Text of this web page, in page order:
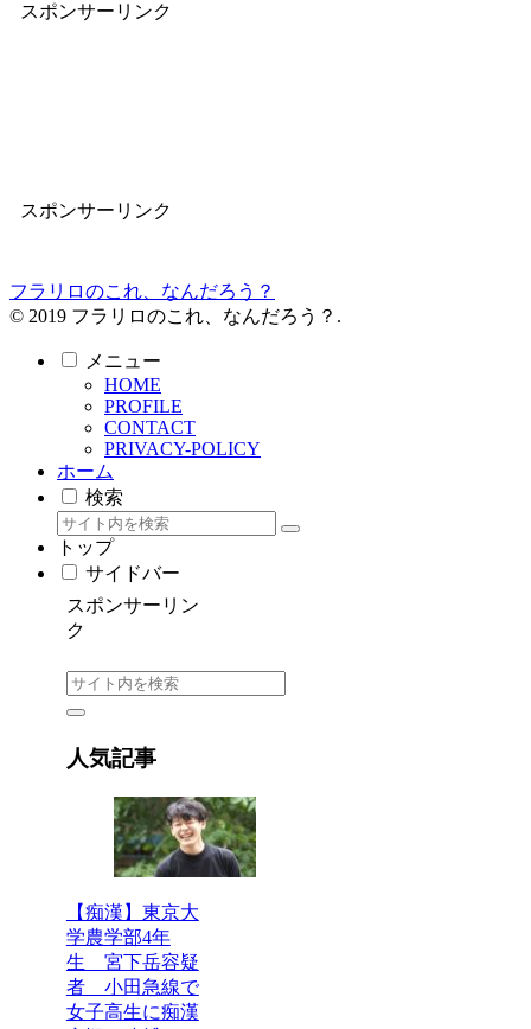
スポンサーリンク
スポンサーリンク
フラリロのこれ、なんだろう？
© 2019 フラリロのこれ、なんだろう？.
メニュー
HOME
PROFILE
CONTACT
PRIVACY-POLICY
ホーム
検索
トップ
サイドバー
スポンサーリン
ク
人気記事
【痴漢】東京大
学農学部4年
生 宮下岳容疑
者 小田急線で
女子高生に痴漢